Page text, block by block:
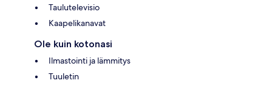
Taulutelevisio
Kaapelikanavat
Ole kuin kotonasi
Ilmastointi ja lämmitys
Tuuletin